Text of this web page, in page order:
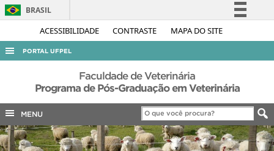
ACESSIBILIDADE CONTRASTE MAPA DO SITE
BRASIL
Simplifique!
Acesso à informação
Legislação
Canais
PORTAL UFPEL
ACESSO À INFORMAÇÃO
AUDITORIA
COBALTO
CONCURSOS
Faculdade de Veterinária
Programa de Pós-Graduação em Veterinária
MENU